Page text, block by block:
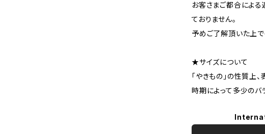
お客さまご都合によ
ておりません。
予めご了解頂いた上で
★サイズについて
「やきもの」の性質上
時期によって多少のバ